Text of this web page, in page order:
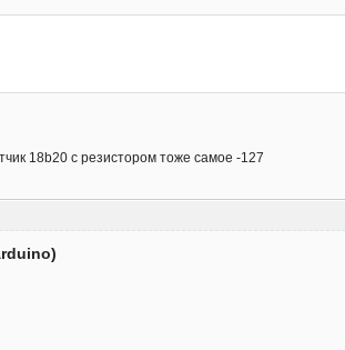
18b20 с резистором тоже самое -127